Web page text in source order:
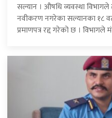
सल्यान । औषधि व्यवस्था विभागले
नवीकरण नगरेका सल्यानका १८
प्रमाणपत्र रद्द गरेको छ ।